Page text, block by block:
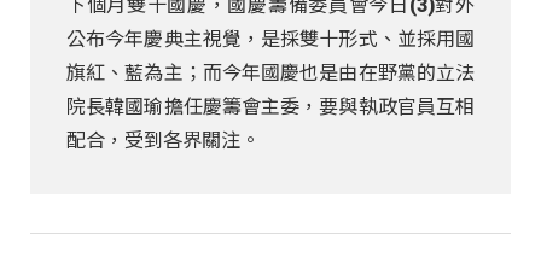
下個月雙十國慶，國慶籌備委員會今日(3)對外
公布今年慶典主視覺，是採雙十形式、並採用國
旗紅、藍為主；而今年國慶也是由在野黨的立法
院長韓國瑜擔任慶籌會主委，要與執政官員互相
配合，受到各界關注。